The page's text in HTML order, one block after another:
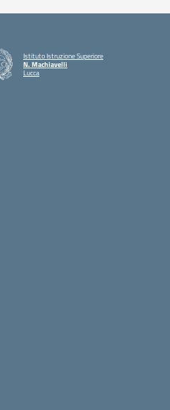
Istituto Istruzione Superiore
N. Machiavelli
Lucca